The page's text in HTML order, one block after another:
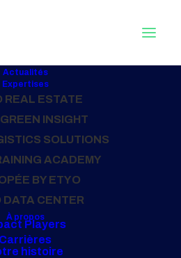
Actualités
Expertises
REAL ESTATE
INSIGHT
SOLUTIONS
ACADEMY
BY ETYO
DATA CENTER
À propos
Players
Carrières
histoire
DILIGENCE TECHNIQUE"
PROJETS